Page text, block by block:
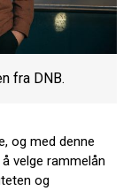
fra DNB.
og med denne
velge rammelån
og